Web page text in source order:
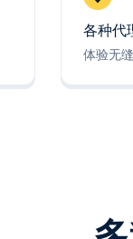
各种代
体验无